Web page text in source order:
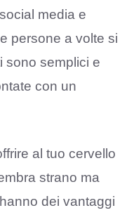
media e
persone a volte si
sono semplici e
con un
al tuo cervello
strano ma
dei vantaggi